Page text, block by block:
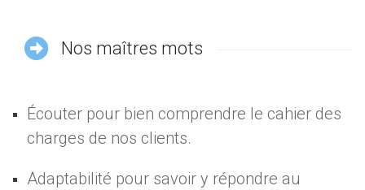
Nos maîtres mots
Écouter pour bien comprendre le cahier des
charges de nos clients.
Adaptabilité pour savoir y répondre au